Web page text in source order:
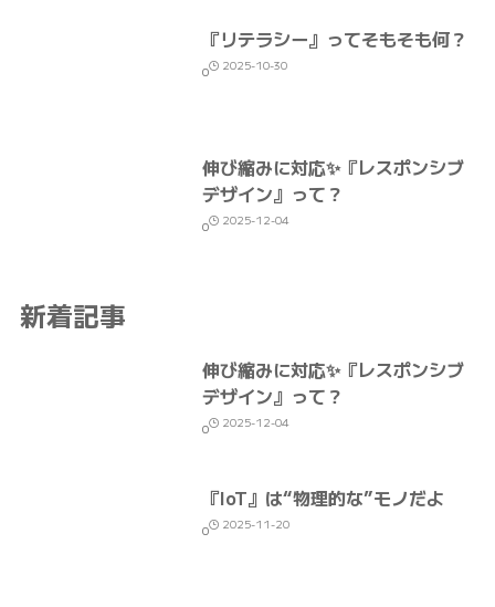
『リテラシー』ってそもそも何？
0 2025-10-30
伸び縮みに対応✨『レスポンシブ
デザイン』って？
0 2025-12-04
新着記事
伸び縮みに対応✨『レスポンシブ
デザイン』って？
0 2025-12-04
『IoT』は“物理的な”モノだよ
0 2025-11-20